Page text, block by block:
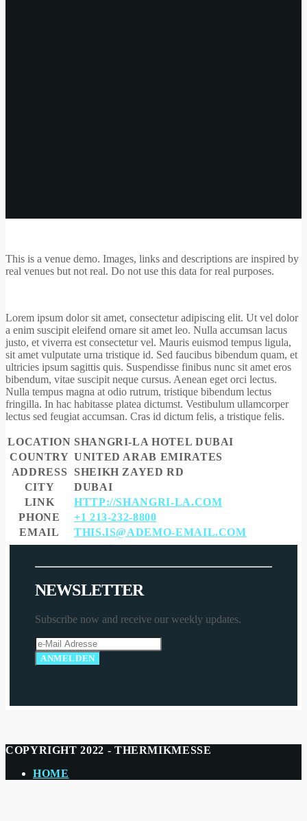
This is a venue demo. Images, links and descriptions are inspired by
real venues but not real. Do not use this data for real purposes.
Lorem ipsum dolor sit amet, consectetur adipiscing elit. Ut vel dolor
a enim suscipit eleifend ornare sit amet leo. Nulla accumsan lacus
justo, et viverra est consectetur vel. Mauris euismod tempus ligula,
sit amet vulputate urna tristique id. Sed faucibus bibendum quam, et
ultricies ipsum sagittis quis. Suspendisse finibus nunc sit amet eros
bibendum, vitae suscipit neque cursus. Aenean eget orci lectus.
Nulla tempus magna at odio rutrum, tristique bibendum lectus
fringilla. In hac habitasse platea dictumst. Vestibulum ullamcorper
lectus sed feugiat accumsan. Cras id dictum felis, a tristique felis.
LOCATION SHANGRI-LA HOTEL DUBAI
COUNTRY UNITED ARAB EMIRATES
ADDRESS
SHEIKH ZAYED RD
CITY
DUBAI
LINK
HTTP://SHANGRI-LA.COM
PHONE
+1 213-232-8800
EMAIL
THIS.IS@ADEMO-EMAIL.COM
NEWSLETTER
Subscribe now and receive our weekly updates.
COPYRIGHT 2022 - THERMIKMESSE
HOME